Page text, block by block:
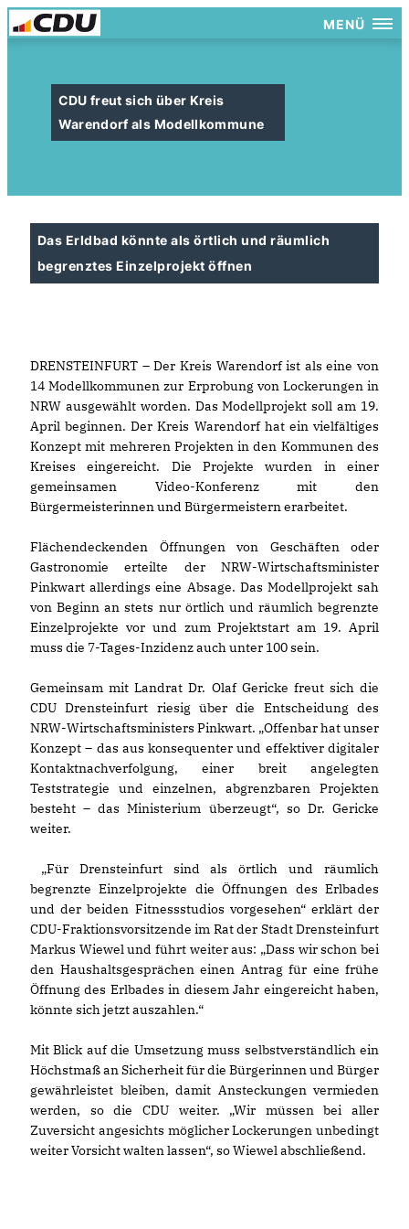
MENÜ
CDU freut sich über Kreis
Warendorf als Modellkommune
Das Erldbad könnte als örtlich und räumlich
begrenztes Einzelprojekt öffnen
DRENSTEINFURT – Der Kreis Warendorf ist als eine von
14 Modellkommunen zur Erprobung von Lockerungen in
NRW ausgewählt worden. Das Modellprojekt soll am 19.
April beginnen. Der Kreis Warendorf hat ein vielfältiges
Konzept mit mehreren Projekten in den Kommunen des
Kreises eingereicht. Die Projekte wurden in einer
gemeinsamen Video-Konferenz mit den
Bürgermeisterinnen und Bürgermeistern erarbeitet.
Flächendeckenden Öffnungen von Geschäften oder
Gastronomie erteilte der NRW-Wirtschaftsminister
Pinkwart allerdings eine Absage. Das Modellprojekt sah
von Beginn an stets nur örtlich und räumlich begrenzte
Einzelprojekte vor und zum Projektstart am 19. April
muss die 7-Tages-Inzidenz auch unter 100 sein.
Gemeinsam mit Landrat Dr. Olaf Gericke freut sich die
CDU Drensteinfurt riesig über die Entscheidung des
NRW-Wirtschaftsministers Pinkwart. „Offenbar hat unser
Konzept – das aus konsequenter und effektiver digitaler
Kontaktnachverfolgung, einer breit angelegten
Teststrategie und einzelnen, abgrenzbaren Projekten
besteht – das Ministerium überzeugt“, so Dr. Gericke
weiter.
Für Drensteinfurt sind als örtlich und räumlich
begrenzte Einzelprojekte die Öffnungen des Erlbades
und der beiden Fitnessstudios vorgesehen“ erklärt der
CDU-Fraktionsvorsitzende im Rat der Stadt Drensteinfurt
Markus Wiewel und führt weiter aus: „Dass wir schon bei
den Haushaltsgesprächen einen Antrag für eine frühe
Öffnung des Erlbades in diesem Jahr eingereicht haben,
könnte sich jetzt auszahlen.“
Mit Blick auf die Umsetzung muss selbstverständlich ein
Höchstmaß an Sicherheit für die Bürgerinnen und Bürger
gewährleistet bleiben, damit Ansteckungen vermieden
werden, so die CDU weiter. „Wir müssen bei aller
Zuversicht angesichts möglicher Lockerungen unbedingt
weiter Vorsicht walten lassen“, so Wiewel abschließend.